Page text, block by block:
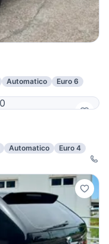
Automatico
Euro 6
Automatico
Euro 4